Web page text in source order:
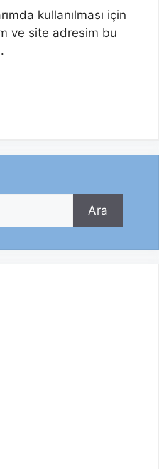
kullanılması için
ve site adresim bu
Ara